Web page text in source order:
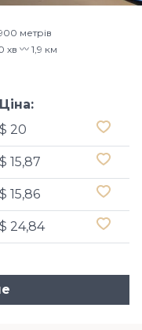
метрів
хв 〰️ 1,9 км
Ціна:
$ 20
$ 15,87
$ 15,86
$ 24,84